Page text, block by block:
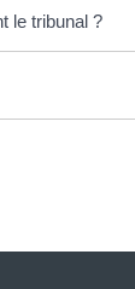
le tribunal ?